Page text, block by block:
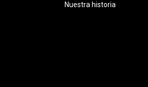
Nuestra historia